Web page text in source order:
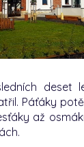
deset
Páťáky
až